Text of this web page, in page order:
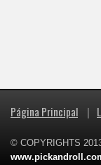
Página Principal |
© COPYRIGHTS